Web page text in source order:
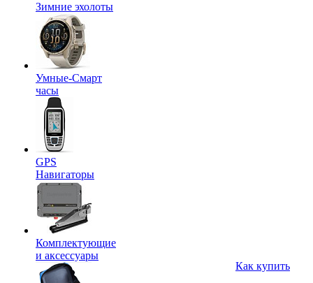
Зимние эхолоты
Умные-Смарт
часы
GPS
Навигаторы
Комплектующие
и аксессуары
Как купить